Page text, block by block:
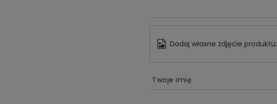
Dodaj własne zdjęcie produktu:
Twoje imię